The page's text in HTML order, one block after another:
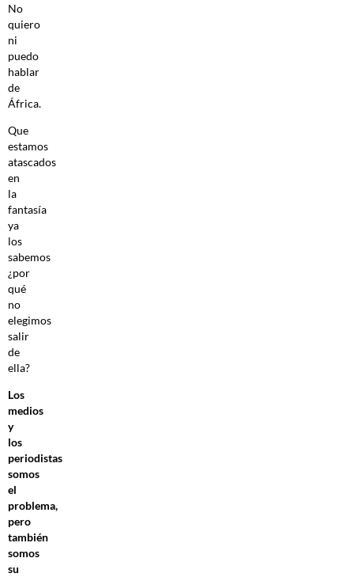
No
quiero
ni
puedo
hablar
de
África.
Que
estamos
atascados
en
la
fantasía
ya
los
sabemos
¿por
qué
no
elegimos
salir
de
ella?
Los
medios
y
los
periodistas
somos
el
problema,
pero
también
somos
su